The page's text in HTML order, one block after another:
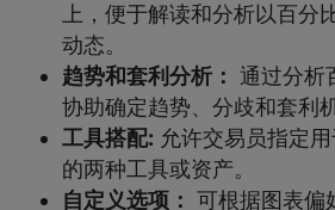
上，便于解读和分析以百分
动态。
趋势和套利分析： 通过分析
协助确定趋势、分歧和套利机
工具搭配: 允许交易员指定
的两种工具或资产。
自定义选项： 可根据图表偏